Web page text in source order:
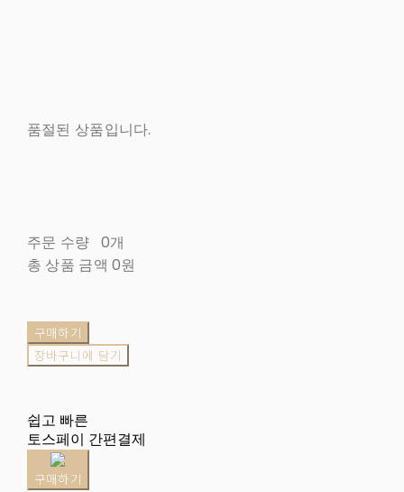
품절된 상품입니다.
주문 수량 0개
총 상품 금액 0원
구매하기
장바구니에 담기
쉽고 빠른
토스페이 간편결제
구매하기